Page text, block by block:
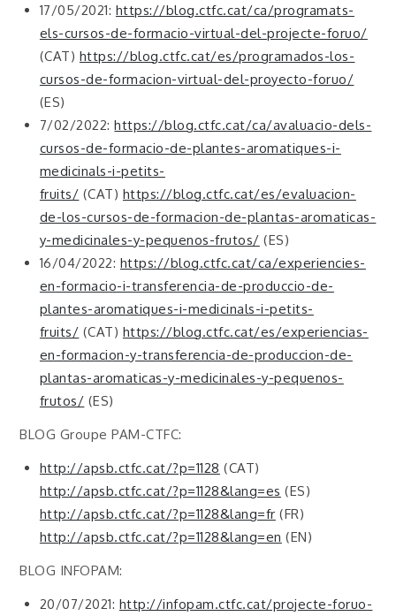
17/05/2021: https://blog.ctfc.cat/ca/programats-
els-cursos-de-formacio-virtual-del-projecte-foruo/
(CAT) https://blog.ctfc.cat/es/programados-los-
cursos-de-formacion-virtual-del-proyecto-foruo/
(ES)
7/02/2022:https://blog.ctfc.cat/ca/avaluacio-dels-
cursos-de-formacio-de-plantes-aromatiques-i-
medicinals-i-petits-
fruits/ (CAT) https://blog.ctfc.cat/es/evaluacion-
de-los-cursos-de-formacion-de-plantas-aromaticas-
y-medicinales-y-pequenos-frutos/ (ES)
16/04/2022: https://blog.ctfc.cat/ca/experiencies-
en-formacio-i-transferencia-de-produccio-de-
plantes-aromatiques-i-medicinals-i-petits-
fruits/ (CAT) https://blog.ctfc.cat/es/experiencias-
en-formacion-y-transferencia-de-produccion-de-
plantas-aromaticas-y-medicinales-y-pequenos-
frutos/ (ES)
BLOG Groupe PAM-CTFC:
http://apsb.ctfc.cat/?p=1128 (CAT)
http://apsb.ctfc.cat/?p=1128&lang=es (ES)
http://apsb.ctfc.cat/?p=1128&lang=fr (FR)
http://apsb.ctfc.cat/?p=1128&lang=en (EN)
BLOG INFOPAM:
20/07/2021: http://infopam.ctfc.cat/projecte-foruo-